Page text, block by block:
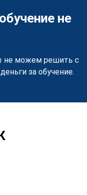
не
не можем решить с
за обучение.